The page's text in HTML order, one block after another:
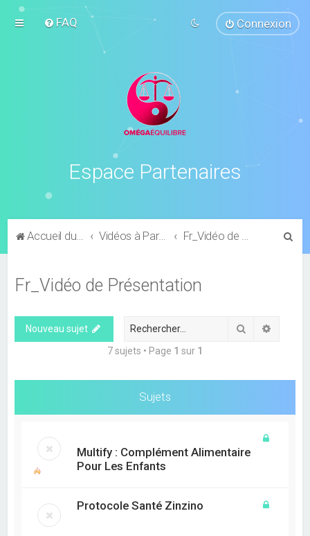
FAQ Connexion
Espace Partenaires
Accueil du forum Vidéos à Partager Fr_Vidéo de Présentation
Fr_Vidéo de Présentation
Nouveau sujet Rechercher
7 sujets • Page 1 sur 1
Sujets
Multify : Complément Alimentaire
Pour Les Enfants
Protocole Santé Zinzino